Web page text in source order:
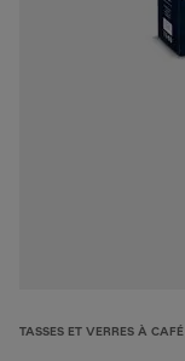
TASSES ET VERRES À CAFÉ